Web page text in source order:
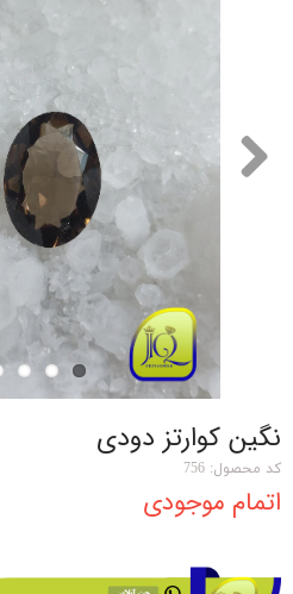
نگین کوارتز دودی
کد محصول: 756
اتمام موجودی